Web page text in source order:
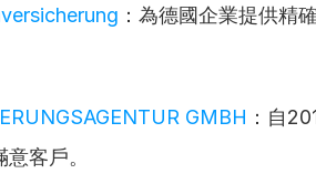
：為德國企業提供精
GMBH ：自
客戶。